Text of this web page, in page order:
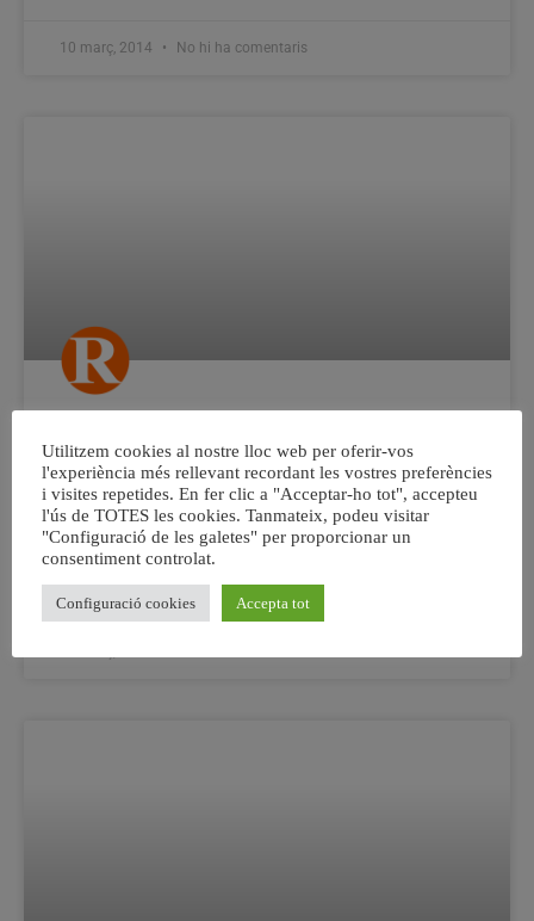
10 març, 2014 No hi ha comentaris
del seu autogovern.
Bernardo Donaràs i el 150 aniversari del Ferrocarril de
via estreta “El Trenet” han estat els protagonistes de la
celebració de l’Autogovern, Donar`s ha estat nomenat
cronista oficial de Carcaixent.
Utilitzem cookies al nostre lloc web per oferir-vos
l'experiència més rellevant recordant les vostres preferències
i visites repetides. En fer clic a "Acceptar-ho tot", accepteu
l'ús de TOTES les cookies. Tanmateix, podeu visitar
"Configuració de les galetes" per proporcionar un
consentiment controlat.
Configuració cookies Accepta tot